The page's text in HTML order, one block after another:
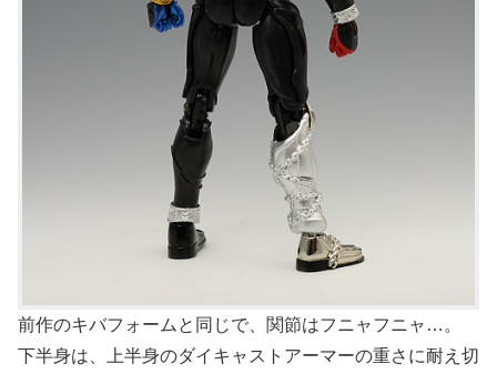
前作のキバフォームと同じで、関節はフニャフニャ…。
下半身は、上半身のダイキャストアーマーの重さに耐え切